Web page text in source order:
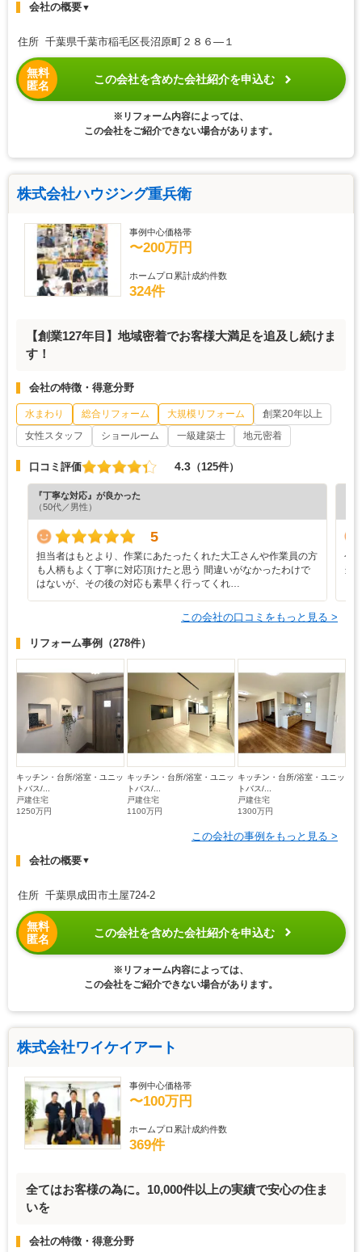
会社の概要▼
住所 千葉県千葉市稲毛区長沼原町２８６―１
無料
匿名
この会社を含めた会社紹介を申込む
※リフォーム内容によっては、
この会社をご紹介できない場合があります。
株式会社ハウジング重兵衛
事例中心価格帯
〜200万円
ホームプロ累計成約件数
324件
【創業127年目】地域密着でお客様大満足を追及し続けま
す！
会社の特徴・得意分野
水まわり 総合リフォーム 大規模リフォーム
創業20年以上
女性スタッフ
ショールーム 一級建築士 地元密着
口コミ評価 4.3 （125件）
『丁寧な対応』が良かった
（50代／男性）
5
担当者はもとより、作業にあたったくれた大工さんや作業員の方
も人柄もよく丁寧に対応頂けたと思う 間違いがなかったわけで
はないが、その後の対応も素早く行ってくれ…
今
当
この会社の口コミをもっと見る >
リフォーム事例 （278件）
キッチン・台所/浴室・ユニッ
トバス/...
戸建住宅
1250万円
キッチン・台所/浴室・ユニッ
トバス/...
戸建住宅
1100万円
キッチン・台所/浴室・ユニッ
トバス/...
戸建住宅
1300万円
この会社の事例をもっと見る >
会社の概要▼
住所 千葉県成田市土屋724-2
無料
匿名
この会社を含めた会社紹介を申込む
※リフォーム内容によっては、
この会社をご紹介できない場合があります。
株式会社ワイケイアート
事例中心価格帯
〜100万円
ホームプロ累計成約件数
369件
全てはお客様の為に。10,000件以上の実績で安心の住ま
いを
会社の特徴・得意分野